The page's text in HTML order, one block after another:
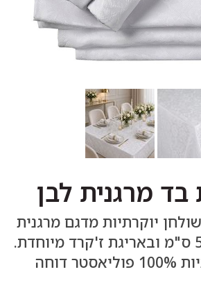
מרגנית לבן
שולחן יוקרתיות מדגם מרגנית
לבן בגודל 50/50 ס"מ ובאריגת ז'קרד מיוחדת.
מפיות בד איכותיות 100% פוליאסטר דוחה